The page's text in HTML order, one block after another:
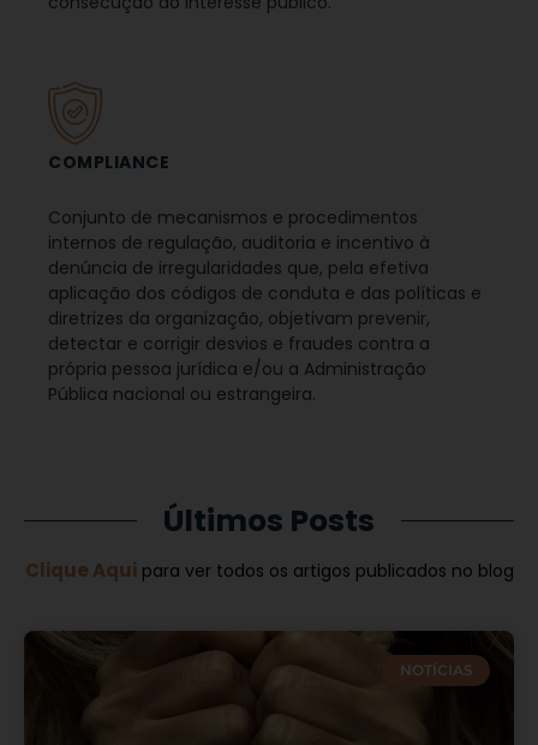
COMPLIANCE
Conjunto de mecanismos e procedimentos
internos de regulação, auditoria e incentivo à
denúncia de irregularidades que, pela efetiva
aplicação dos códigos de conduta e das políticas e
diretrizes da organização, objetivam prevenir,
detectar e corrigir desvios e fraudes contra a
própria pessoa jurídica e/ou a Administração
Pública nacional ou estrangeira.
Últimos Posts
Clique Aqui para ver todos os artigos publicados no blog
NOTÍCIAS